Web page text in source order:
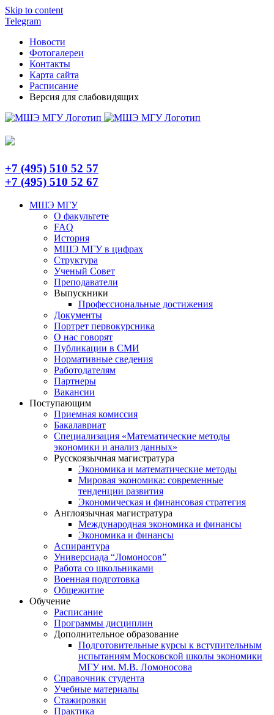
Skip to content
Telegram
Новости
Фотогалереи
Контакты
Карта сайта
Расписание
Версия для слабовидящих
+7 (495) 510 52 57
+7 (495) 510 52 67
МШЭ МГУ
О факультете
FAQ
История
МШЭ МГУ в цифрах
Структура
Ученый Совет
Преподаватели
Выпускники
Профессиональные достижения
Документы
Портрет первокурсника
О нас говорят
Публикации в СМИ
Нормативные сведения
Работодателям
Партнеры
Вакансии
Поступающим
Приемная комиссия
Бакалавриат
Специализация «Математические методы
экономики и анализ данных»
Русскоязычная магистратура
Экономика и математические методы
Мировая экономика: современные
тенденции развития
Экономическая и финансовая стратегия
Англоязычная магистратура
Международная экономика и финансы
Экономика и финансы
Аспирантура
Универсиада “Ломоносов”
Работа со школьниками
Военная подготовка
Общежитие
Обучение
Расписание
Программы дисциплин
Дополнительное образование
Подготовительные курсы к вступительным
испытаниям Московской школы экономики
МГУ им. М.В. Ломоносова
Справочник студента
Учебные материалы
Стажировки
Практика